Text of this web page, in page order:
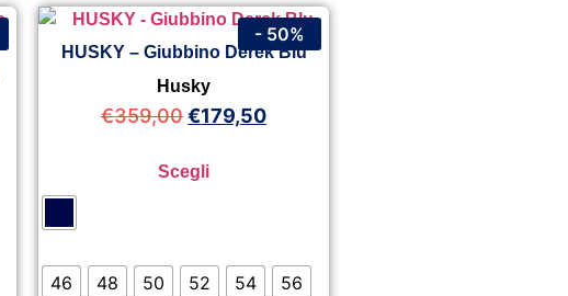
HUSKY – Giubbino Derek Blu
Husky
€359,00€179,50
Scegli
46 48 50 52 54
56
- 50%